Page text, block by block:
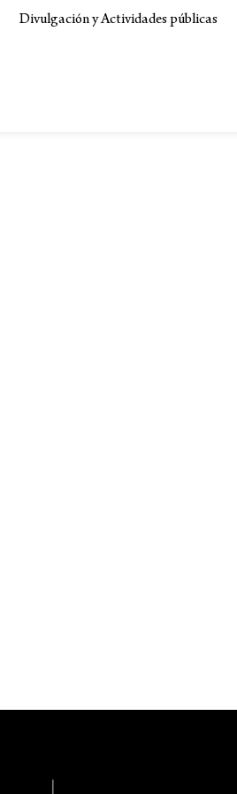
Divulgación y Actividades públicas